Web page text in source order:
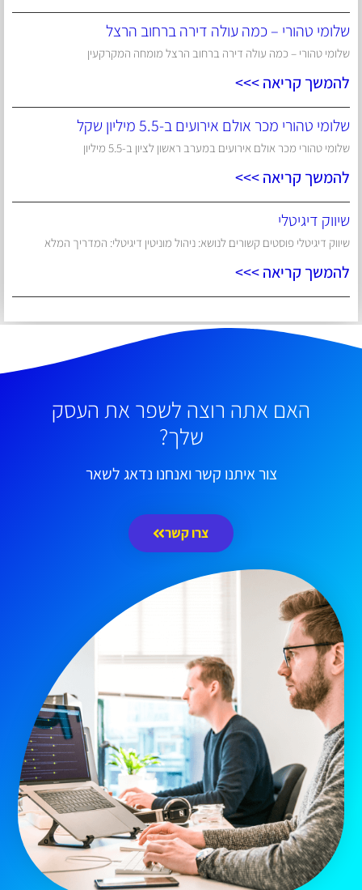
שלומי טהורי – כמה עולה דירה ברחוב הרצל
שלומי טהורי – כמה עולה דירה ברחוב הרצל מומחה המקרקעין
להמשך קריאה >>>
שלומי טהורי מכר אולם אירועים ב-5.5 מיליון שקל
שלומי טהורי מכר אולם אירועים במערב ראשון לציון ב-5.5 מיליון
להמשך קריאה >>>
שיווק דיגיטלי
שיווק דיגיטלי פוסטים קשורים לנושא: ניהול מוניטין דיגיטלי: המדריך המלא
להמשך קריאה >>>
האם אתה רוצה לשפר את העסק
שלך?
צור איתנו קשר ואנחנו נדאג לשאר
צרו קשר